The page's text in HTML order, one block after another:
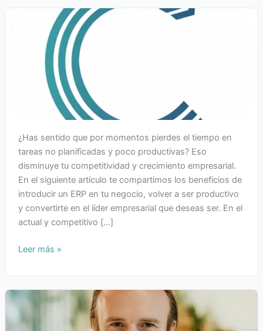
¿Has sentido que por momentos pierdes el tiempo en
tareas no planificadas y poco productivas? Eso
disminuye tu competitividad y crecimiento empresarial.
En el siguiente artículo te compartimos los beneficios de
introducir un ERP en tu negocio, volver a ser productivo
y convertirte en el líder empresarial que deseas ser. En el
actual y competitivo […]
Leer más »